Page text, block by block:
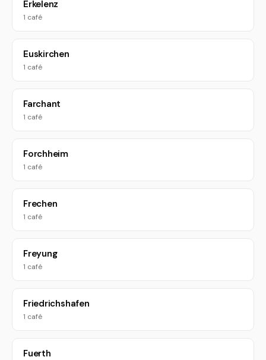
Erkelenz
1 café
Euskirchen
1 café
Farchant
1 café
Forchheim
1 café
Frechen
1 café
Freyung
1 café
Friedrichshafen
1 café
Fuerth